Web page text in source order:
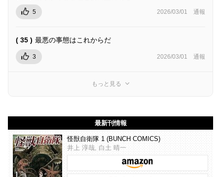
5 2026/03/01 通報
( 35 ) 最悪の事態はこれからだ
3 2026/03/01 通報
もっと見る
最新刊情報
怪獣自衛隊 1 (BUNCH COMICS)
井上 淳哉, 白土 晴一